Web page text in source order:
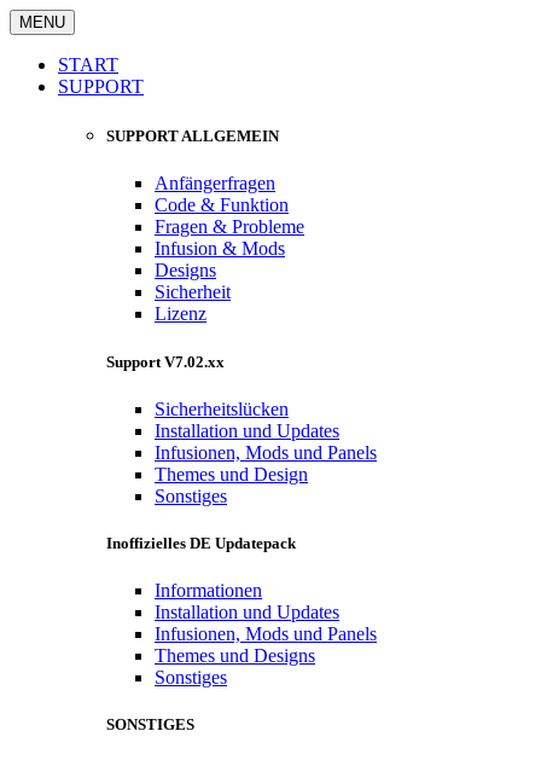
MENU
START
SUPPORT
SUPPORT ALLGEMEIN
Anfängerfragen
Code & Funktion
Fragen & Probleme
Infusion & Mods
Designs
Sicherheit
Lizenz
Support V7.02.xx
Sicherheitslücken
Installation und Updates
Infusionen, Mods und Panels
Themes und Design
Sonstiges
Inoffizielles DE Updatepack
Informationen
Installation und Updates
Infusionen, Mods und Panels
Themes und Designs
Sonstiges
SONSTIGES